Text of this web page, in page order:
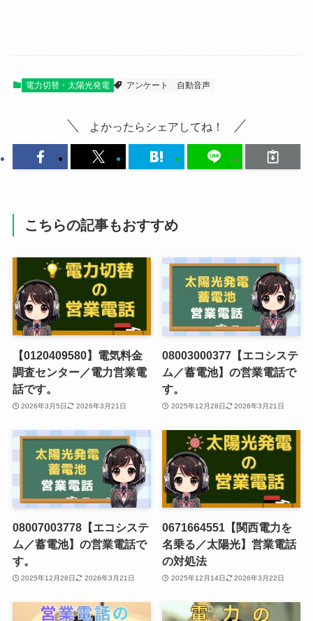
電力切替・太陽光発電 アンケート 自動音声
よかったらシェアしてね！
こちらの記事もおすすめ
【0120409580】電気料金
調査センター／電力営業電
話です。
2026年3月5日 2026年3月21日
08003000377【エコシステ
ム／蓄電池】の営業電話で
す。
2025年12月28日 2026年3月21日
08007003778【エコシステ
ム／蓄電池】の営業電話で
す。
2025年12月28日 2026年3月21日
0671664551【関西電力を
名乗る／太陽光】営業電話
の対処法
2025年12月14日 2026年3月22日